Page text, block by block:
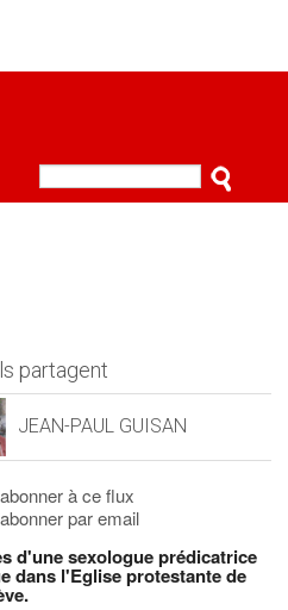
partagent
JEAN-PAUL GUISAN
à ce flux
par email
d'une sexologue prédicatrice
dans l'Eglise protestante de